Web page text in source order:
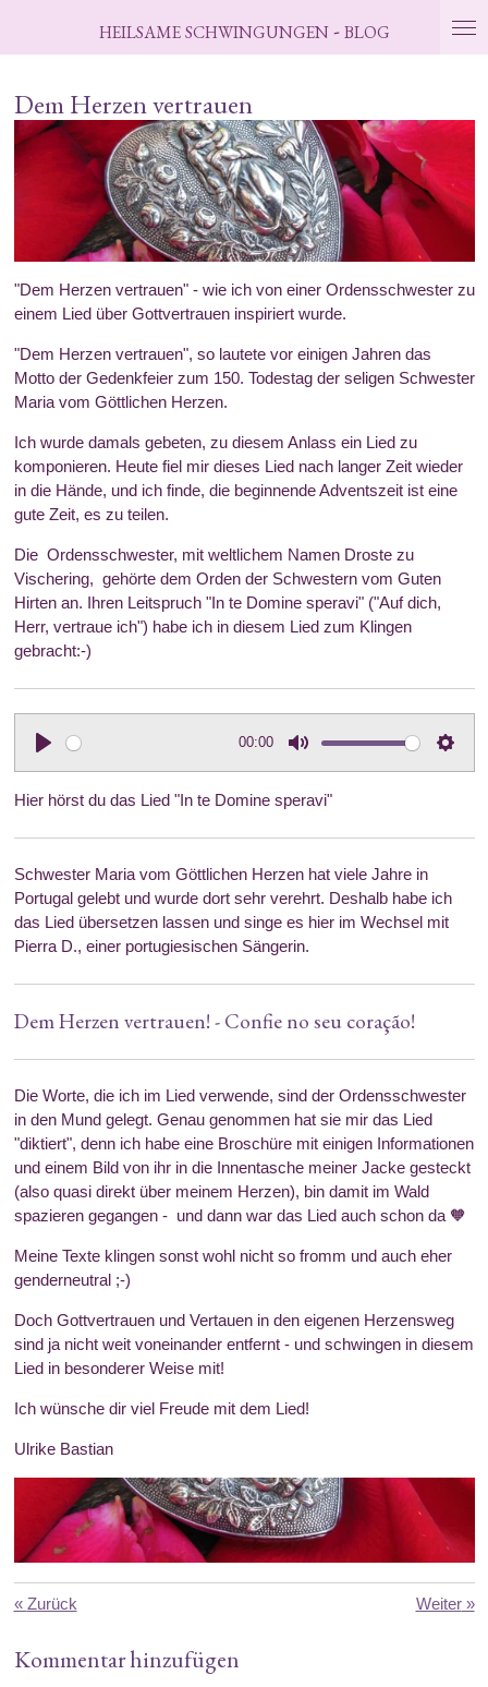
HEILSAME SCHWINGUNGEN-BLOG
Dem Herzen vertrauen
"Dem Herzen vertrauen" - wie ich von einer Ordensschwester zu
einem Lied über Gottvertrauen inspiriert wurde.
"Dem Herzen vertrauen", so lautete vor einigen Jahren das
Motto der Gedenkfeier zum 150. Todestag der seligen Schwester
Maria vom Göttlichen Herzen.
Ich wurde damals gebeten, zu diesem Anlass ein Lied zu
komponieren. Heute fiel mir dieses Lied nach langer Zeit wieder
in die Hände, und ich finde, die beginnende Adventszeit ist eine
gute Zeit, es zu teilen.
Die Ordensschwester, mit weltlichem Namen Droste zu
Vischering, gehörte dem Orden der Schwestern vom Guten
Hirten an. Ihren Leitspruch "In te Domine speravi" ("Auf dich,
Herr, vertraue ich") habe ich in diesem Lied zum Klingen
gebracht:-)
l
00:00
u
n
g
Hier hörst du das Lied "In te Domine speravi"
Schwester Maria vom Göttlichen Herzen hat viele Jahre in
Portugal gelebt und wurde dort sehr verehrt. Deshalb habe ich
das Lied übersetzen lassen und singe es hier im Wechsel mit
Pierra D., einer portugiesischen Sängerin.
Dem Herzen vertrauen! - Confie no seu coração!
Die Worte, die ich im Lied verwende, sind der Ordensschwester
in den Mund gelegt. Genau genommen hat sie mir das Lied
"diktiert", denn ich habe eine Broschüre mit einigen Informationen
und einem Bild von ihr in die Innentasche meiner Jacke gesteckt
(also quasi direkt über meinem Herzen), bin damit im Wald
spazieren gegangen - und dann war das Lied auch schon da 🧡
Meine Texte klingen sonst wohl nicht so fromm und auch eher
genderneutral ;-)
Doch Gottvertrauen und Vertauen in den eigenen Herzensweg
sind ja nicht weit voneinander entfernt - und schwingen in diesem
Lied in besonderer Weise mit!
Ich wünsche dir viel Freude mit dem Lied!
Ulrike Bastian
« Zurück Weiter»
Kommentar hinzufügen